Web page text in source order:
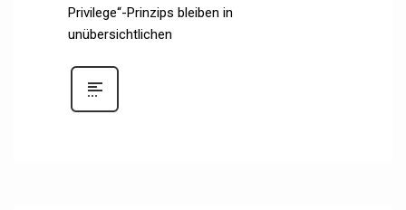
Privilege“-Prinzips bleiben in
unübersichtlichen